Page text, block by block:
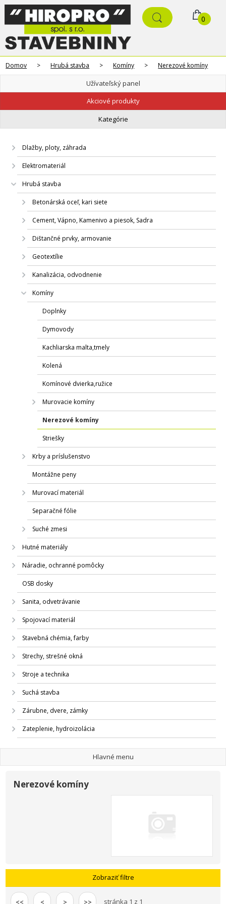
0
Domov > Hrubá stavba > Komíny > Nerezové komíny
Užívateľský panel
Akciové produkty
Kategórie
Dlažby, ploty, záhrada
Elektromateriál
Hrubá stavba
Betonárská oceľ, kari siete
Cement, Vápno, Kamenivo a piesok, Sadra
Dištančné prvky, armovanie
Geotextílie
Kanalizácia, odvodnenie
Komíny
Doplnky
Dymovody
Kachliarska malta,tmely
Kolená
Komínové dvierka,ružice
Murovacie komíny
Nerezové komíny
Striešky
Krby a príslušenstvo
Montážne peny
Murovací materiál
Separačné fólie
Suché zmesi
Hutné materiály
Náradie, ochranné pomôcky
OSB dosky
Sanita, odvetrávanie
Spojovací materiál
Stavebná chémia, farby
Strechy, strešné okná
Stroje a technika
Suchá stavba
Zárubne, dvere, zámky
Zateplenie, hydroizolácia
Hlavné menu
Nerezové komíny
Zobraziť filtre
<< < > >> stránka 1 z 1